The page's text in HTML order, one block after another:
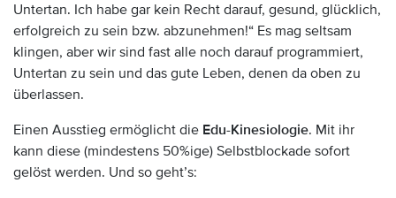
Untertan. Ich habe gar kein Recht darauf, gesund, glücklich,
erfolgreich zu sein bzw. abzunehmen!“ Es mag seltsam
klingen, aber wir sind fast alle noch darauf programmiert,
Untertan zu sein und das gute Leben, denen da oben zu
überlassen.
Einen Ausstieg ermöglicht die Edu-Kinesiologie. Mit ihr
kann diese (mindestens 50%ige) Selbstblockade sofort
gelöst werden. Und so geht’s: